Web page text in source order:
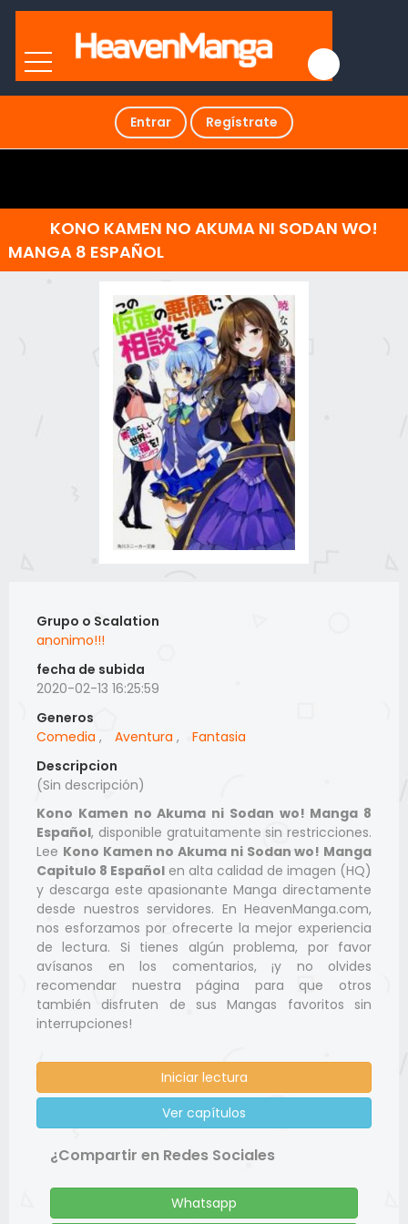
Entrar Regístrate
KONO KAMEN NO AKUMA NI SODAN WO!
MANGA 8 ESPAÑOL
Grupo o Scalation
anonimo!!!
fecha de subida
2020-02-13 16:25:59
Generos
Comedia , Aventura ,
Fantasia
Descripcion
(Sin descripción)
Kono Kamen no Akuma ni Sodan wo! Manga 8
Español, disponible gratuitamente sin restricciones.
Lee Kono Kamen no Akuma ni Sodan wo! Manga
Capitulo 8 Español en alta calidad de imagen (HQ)
y descarga este apasionante Manga directamente
desde nuestros servidores. En HeavenManga.com,
nos esforzamos por ofrecerte la mejor experiencia
de lectura. Si tienes algún problema, por favor
avísanos en los comentarios, ¡y no olvides
recomendar nuestra página para que otros
también disfruten de sus Mangas favoritos sin
interrupciones!
Iniciar lectura
Ver capítulos
¿Compartir en Redes Sociales
Whatsapp